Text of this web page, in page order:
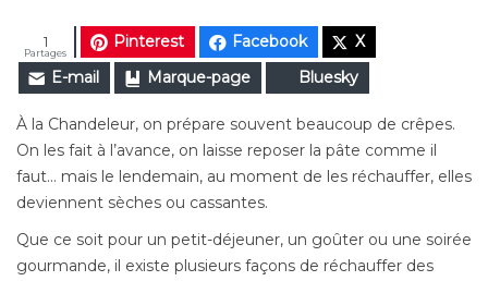
Pinterest Facebook
X
E-mail
Marque-page Bluesky
Partages
1
À la Chandeleur, on prépare souvent beaucoup de crêpes.
On les fait à l’avance, on laisse reposer la pâte comme il
faut… mais le lendemain, au moment de les réchauffer, elles
deviennent sèches ou cassantes.
Que ce soit pour un petit-déjeuner, un goûter ou une soirée
gourmande, il existe plusieurs façons de réchauffer des